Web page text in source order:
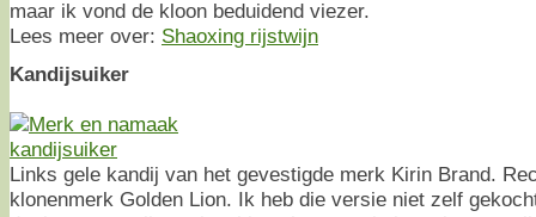
maar ik vond de kloon beduidend viezer.
Lees meer over: Shaoxing rijstwijn
Kandijsuiker
Links gele kandij van het gevestigde merk Kirin Brand.
klonenmerk Golden Lion. Ik heb die versie niet zelf